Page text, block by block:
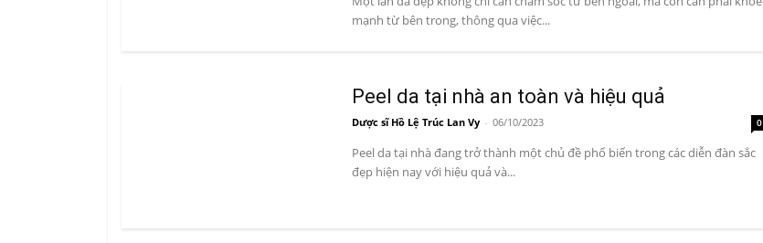
mạnh từ bên trong, thông qua việc...
Peel da tại nhà an toàn và hiệu quả
Dược sĩ Hồ Lệ Trúc Lan Vy - 06/10/2023 0
Peel da tại nhà đang trở thành một chủ đề phổ biến trong các diễn đàn sắc
đẹp hiện nay với hiệu quả và...